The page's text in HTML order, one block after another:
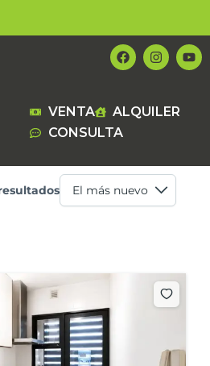
F
a
c
o
k
I
n
s
g
Y
o
u
VENTA
ALQUILER
CONSULTA